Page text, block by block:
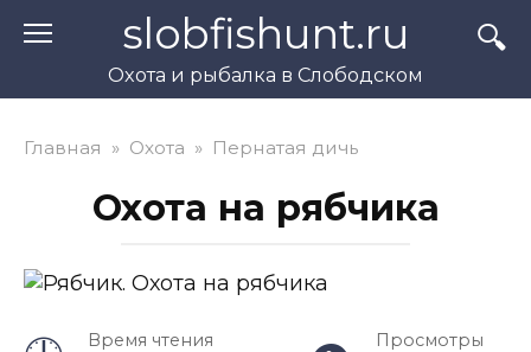
slobfishunt.ru
Охота и рыбалка в Слободском
Главная » Охота » Пернатая дичь
Охота на рябчика
Время чтения Просмотры